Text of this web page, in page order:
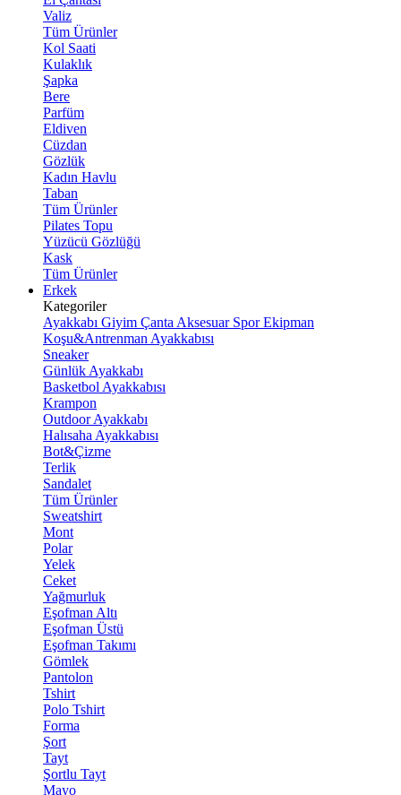
Valiz
Tüm Ürünler
Kol Saati
Kulaklık
Şapka
Bere
Parfüm
Eldiven
Cüzdan
Gözlük
Kadın Havlu
Taban
Tüm Ürünler
Pilates Topu
Yüzücü Gözlüğü
Kask
Tüm Ürünler
Erkek
Kategoriler
Ayakkabı Giyim Çanta Aksesuar Spor Ekipman
Koşu&Antrenman Ayakkabısı
Sneaker
Günlük Ayakkabı
Basketbol Ayakkabısı
Krampon
Outdoor Ayakkabı
Halısaha Ayakkabısı
Bot&Çizme
Terlik
Sandalet
Tüm Ürünler
Sweatshirt
Mont
Polar
Yelek
Ceket
Yağmurluk
Eşofman Altı
Eşofman Üstü
Eşofman Takımı
Gömlek
Pantolon
Tshirt
Polo Tshirt
Forma
Şort
Tayt
Şortlu Tayt
Mayo